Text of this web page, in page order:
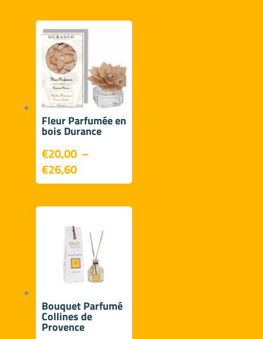
€17,50
€24,90
Fleur Parfumée en
bois Durance
€20,00 –
€26,60Plage
de
à
€26,60
Bouquet Parfumé
Collines de
Provence